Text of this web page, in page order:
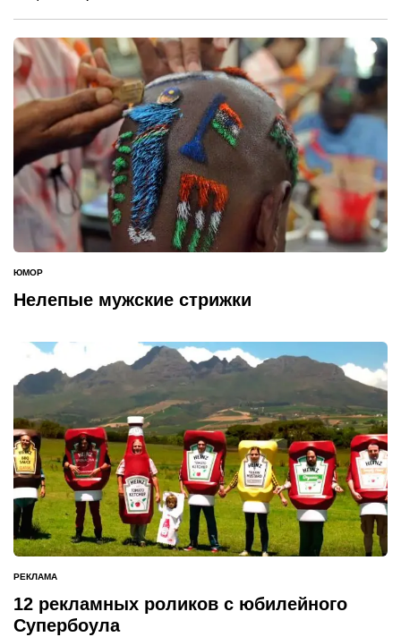
ОПУБЛИКОВАНО
В
ЮМОР
Нелепые мужские стрижки
ОПУБЛИКОВАНО
В
РЕКЛАМА
12 рекламных роликов с юбилейного
Супербоула